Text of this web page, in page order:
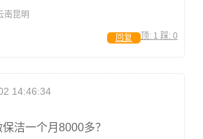
南昆明
顶: 1 踩: 0
回复
14:46:34
洁一个月8000多？